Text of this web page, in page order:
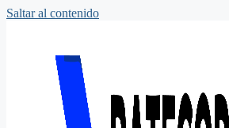
Saltar al contenido